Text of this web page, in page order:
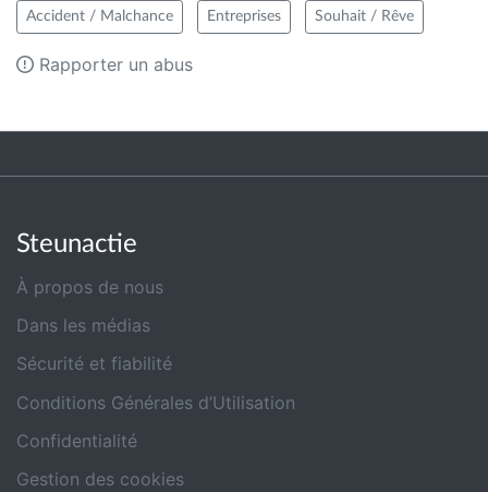
Accident / Malchance Entreprises Souhait / Rêve
Rapporter un abus
Steunactie
À propos de nous
Dans les médias
Sécurité et fiabilité
Conditions Générales d’Utilisation
Confidentialité
Gestion des cookies